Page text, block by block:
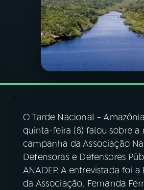
VIDEOCASTS
YouTube
Instagram X
O Tarde Nacional –
quinta-feira (8) falou sobre a
campanha da Associação
Defensoras e Defensores
ANADEP. A entrevistada foi a
da Associação, Fernanda